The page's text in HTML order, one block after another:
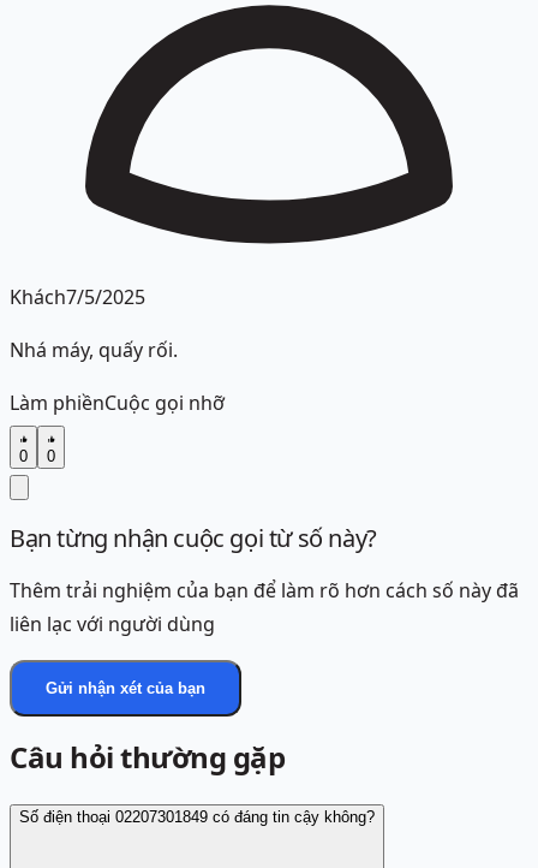
Khách7/5/2025
Nhá máy, quấy rối.
Làm phiềnCuộc gọi nhỡ
0 0
Bạn từng nhận cuộc gọi từ số này?
Thêm trải nghiệm của bạn để làm rõ hơn cách số này đã
liên lạc với người dùng
Gửi nhận xét của bạn
Câu hỏi thường gặp
Số điện thoại 02207301849 có đáng tin cậy không?